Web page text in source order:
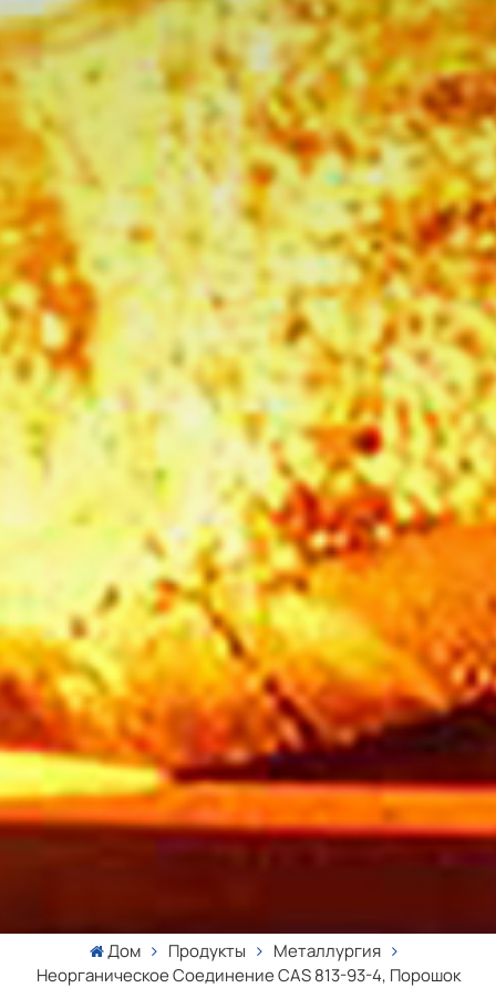
Дом Продукты
Металлургия
Неорганическое Соединение CAS 813-93-4, Порошок